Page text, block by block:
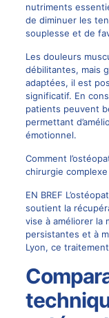
nutriments
de diminuer les
souplesse et de
Les douleurs
débilitantes, mais
adaptées, il est
significatif. En
patients peuvent
permettant
émotionnel.
Comment
chirurgie complexe
EN BREF
soutient la
vise à améliorer la
persistantes et à
Lyon, ce